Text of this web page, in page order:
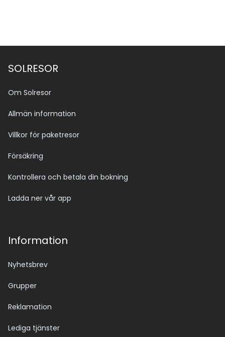
SOLRESOR
Om Solresor
Allmän information
Villkor för paketresor
Försäkring
Kontrollera och betala din bokning
Ladda ner vår app
Information
Nyhetsbrev
Grupper
Reklamation
Lediga tjänster